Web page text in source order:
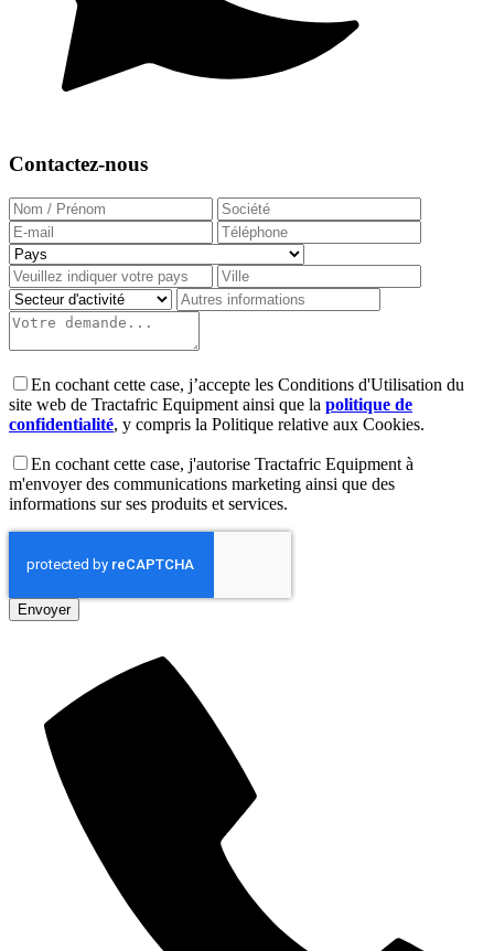
Contactez-nous
En cochant cette case, j’accepte les Conditions d'Utilisation du
site web de Tractafric Equipment ainsi que la politique de
confidentialité, y compris la Politique relative aux Cookies.
En cochant cette case, j'autorise Tractafric Equipment à
m'envoyer des communications marketing ainsi que des
informations sur ses produits et services.